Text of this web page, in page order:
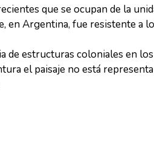
que se ocupan de la
en Argentina, fue resistente a
de estructuras coloniales en
el paisaje no está